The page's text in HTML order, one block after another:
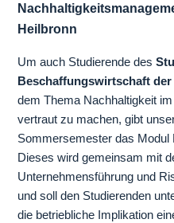
Heilbronn
Um auch Studierende des
Beschaffungswirtschaft
dem Thema Nachhaltigkeit
vertraut zu machen, gibt
Sommersemester das Modul
Dieses wird gemeinsam mit
Unternehmensführung und
und soll den Studierenden
die betriebliche Implikation